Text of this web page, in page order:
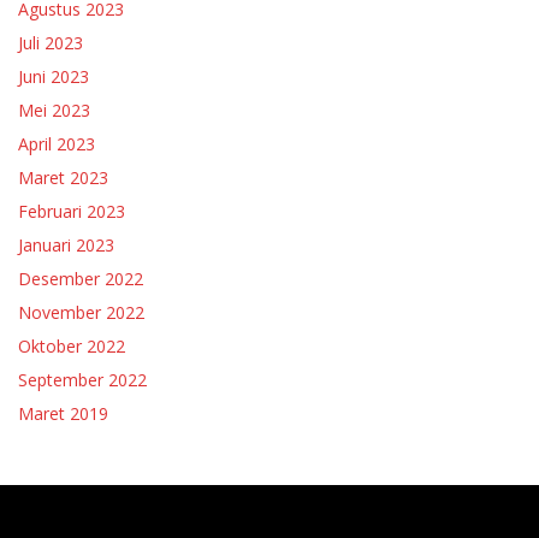
Agustus 2023
Juli 2023
Juni 2023
Mei 2023
April 2023
Maret 2023
Februari 2023
Januari 2023
Desember 2022
November 2022
Oktober 2022
September 2022
Maret 2019